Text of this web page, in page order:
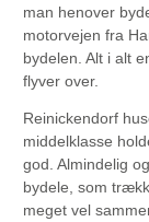
man henover
motorvejen fra
bydelen. Alt i alt
flyver over.
Reinickendorf
middelklasse
god. Almindelig
bydele, som
meget vel